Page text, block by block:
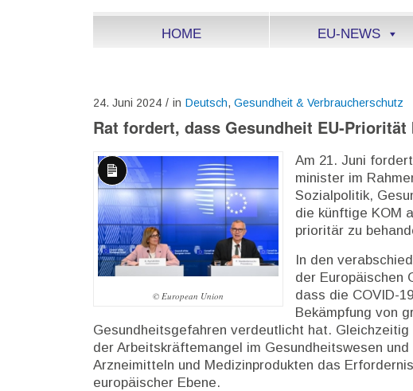
HOME EU-NEWS
24. Juni 2024 / in Deutsch,Gesundheit & Verbraucherschutz
Rat fordert, dass Gesundheit EU-
Lange
Beschreibung
© European Union
Am 21. Juni
minister im
Sozialpolitik,
die künftige KOM
prioritär zu
In den
der Europäischen
dass die COVID-
Bekämpfung von
Gesundheitsgefahren verdeutlicht hat.
der Arbeitskräftemangel im Gesundheitswesen
Arzneimitteln und Medizinprodukten das
europäischer Ebene.